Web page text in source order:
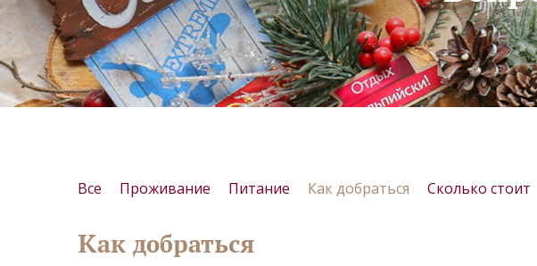
Все Проживание Питание Как добраться Сколько стоит
Как добраться